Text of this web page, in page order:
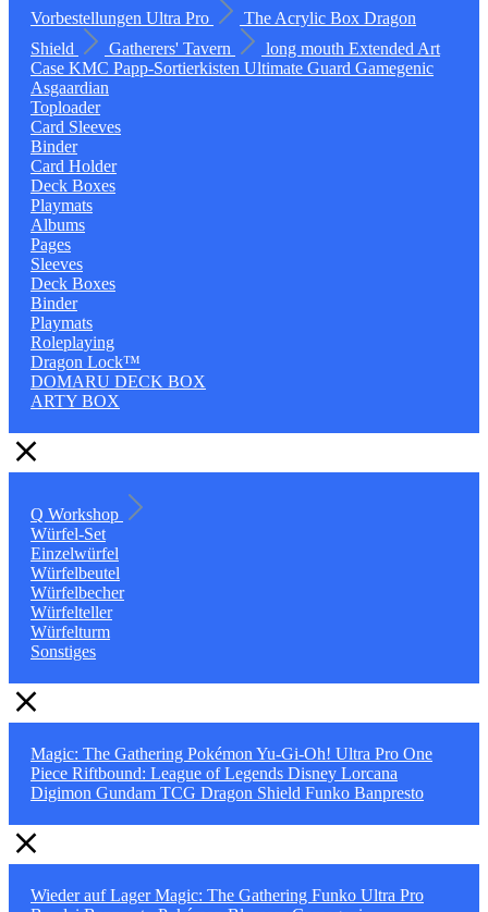
Vorbestellungen Ultra Pro The Acrylic Box Dragon
Shield
Gatherers' Tavern long mouth Extended Art
Case KMC Papp-Sortierkisten Ultimate Guard Gamegenic
Asgaardian
Toploader
Card Sleeves
Binder
Card Holder
Deck Boxes
Playmats
Albums
Pages
Sleeves
Deck Boxes
Binder
Playmats
Roleplaying
Dragon Lock™
DOMARU DECK BOX
ARTY BOX
Q Workshop
Würfel-Set
Einzelwürfel
Würfelbeutel
Würfelbecher
Würfelteller
Würfelturm
Sonstiges
Magic: The Gathering Pokémon Yu-Gi-Oh! Ultra Pro One
Piece Riftbound: League of Legends Disney Lorcana
Digimon Gundam TCG Dragon Shield Funko Banpresto
Wieder auf LagerMagic: The Gathering Funko Ultra Pro